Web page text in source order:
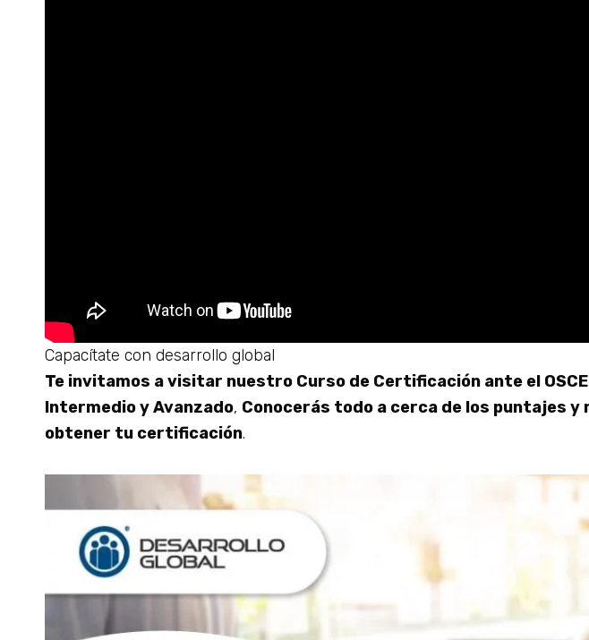
Capacítate con desarrollo global
Te invitamos a visitar nuestro Curso de Certificación ante el OSCE
Intermedio y Avanzado, Conocerás todo a cerca de los puntajes
obtener tu certificación.